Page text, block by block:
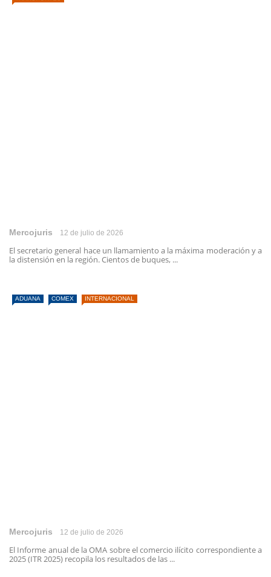
Mercojuris 12 de julio de 2026
El secretario general hace un llamamiento a la máxima moderación y a
la distensión en la región. Cientos de buques, ...
ADUANA COMEX INTERNACIONAL
Mercojuris 12 de julio de 2026
El Informe anual de la OMA sobre el comercio ilícito correspondiente a
2025 (ITR 2025) recopila los resultados de las ...